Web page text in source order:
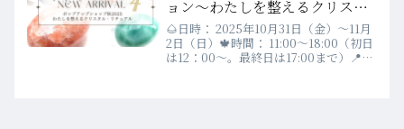
ョン～わたしを整えるクリスタ
ル・リチュアル～
🌰日時： 2025年10月31日（金）〜11月
2日（日）🍁時間： 11:00〜18:00（初日
は12：00～。最終日は17:00まで）📍場